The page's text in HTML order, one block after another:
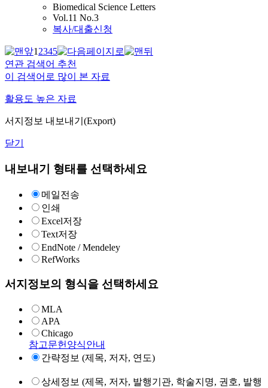
Biomedical Science Letters
Vol.11 No.3
복사/대출신청
12345
연관 검색어 추천
이 검색어로 많이 본 자료
활용도 높은 자료
서지정보 내보내기(Export)
닫기
내보내기 형태를 선택하세요
메일전송
인쇄
Excel저장
Text저장
EndNote / Mendeley
RefWorks
서지정보의 형식을 선택하세요
MLA
APA
Chicago
참고문헌양식안내
간략정보 (제목, 저자, 연도)
상세정보 (제목, 저자, 발행기관, 학술지명, 권호, 발행